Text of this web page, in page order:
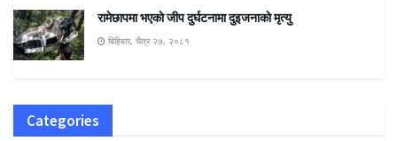
रामेछापमा भएकाे जीप दुर्घटनामा दुइजनाकाे मृत्यु
बिहिबार, चैत्र २७, २०८१
Categories